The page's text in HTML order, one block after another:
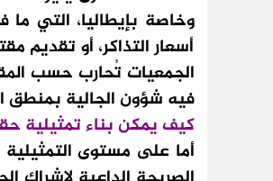
وخاصة بإيطاليا، التي
أسعار التذاكر، أو تقديم
الجمعيات تُحارب حسب
فيه شؤون الجالية بمنطق
كيف يمكن بناء تمثيلية
أما على مستوى التمثيلية